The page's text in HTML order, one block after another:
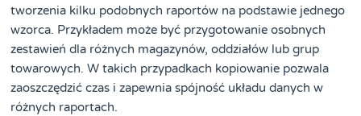
tworzenia kilku podobnych raportów na podstawie jednego
wzorca. Przykładem może być przygotowanie osobnych
zestawień dla różnych magazynów, oddziałów lub grup
towarowych. W takich przypadkach kopiowanie pozwala
zaoszczędzić czas i zapewnia spójność układu danych w
różnych raportach.